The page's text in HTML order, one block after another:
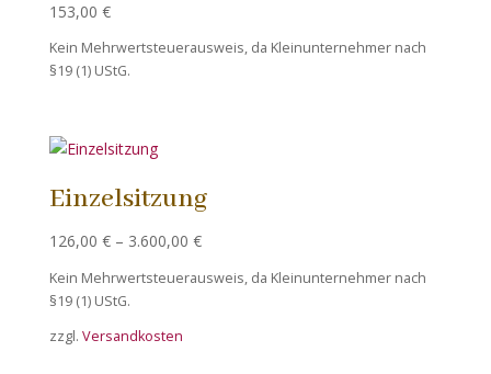
153,00 €
Kein Mehrwertsteuerausweis, da Kleinunternehmer nach
§19 (1) UStG.
Einzelsitzung
126,00 €– 3.600,00 €
Kein Mehrwertsteuerausweis, da Kleinunternehmer nach
§19 (1) UStG.
zzgl. Versandkosten